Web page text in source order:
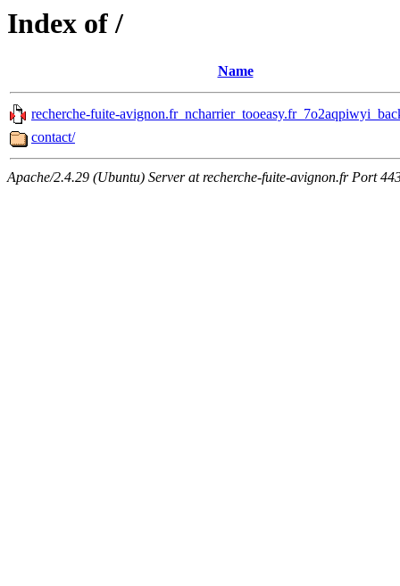
Index of /
Name
recherche-fuite-
contact/
Apache/2.4.29 (Ubuntu) Server at recherche-fuite-avignon.fr Port